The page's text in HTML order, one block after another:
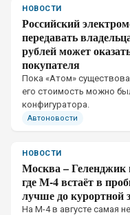
НОВОСТИ
Российский
передавать
рублей может
покупателя
Пока «Атом»
его стоимость можно
конфигуратора.
Автоновости
НОВОСТИ
Москва – Геленджик
где М-4 встаёт в
лучше до курортной
На М-4 в августе самая